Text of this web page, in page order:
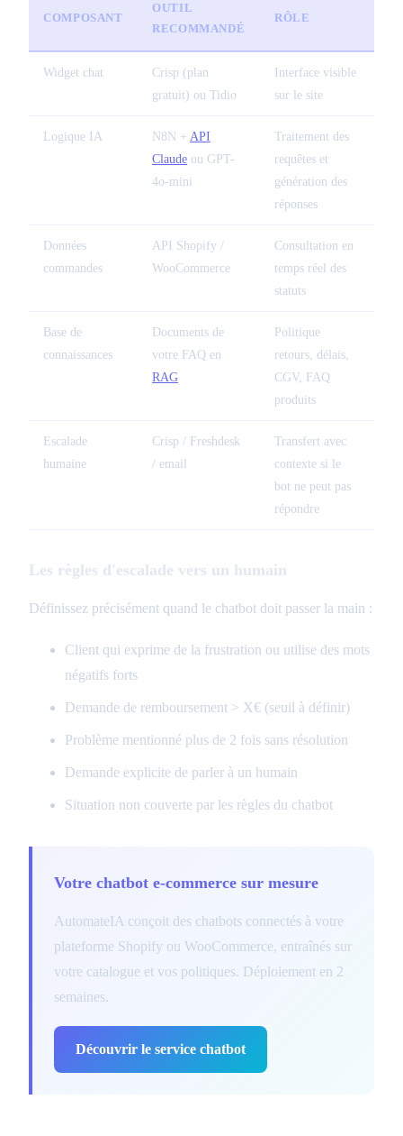
COMPOSANT
OUTIL
RECOMMANDÉ
RÔLE
Widget chat
Crisp (plan
gratuit) ou Tidio
Interface visible
sur le site
Logique IA N8N + API
Claude ou GPT-
4o-mini
Traitement des
requêtes et
génération des
réponses
Données
commandes
API Shopify /
WooCommerce
Consultation en
temps réel des
statuts
Base de
connaissances
Documents de
votre FAQ en
RAG
Politique
retours, délais,
CGV, FAQ
produits
Escalade
humaine
Crisp / Freshdesk
/ email
Transfert avec
contexte si le
bot ne peut pas
répondre
Les règles d'escalade vers un humain
Définissez précisément quand le chatbot doit passer la main :
Client qui exprime de la frustration ou utilise des mots
négatifs forts
Demande de remboursement > X€ (seuil à définir)
Problème mentionné plus de 2 fois sans résolution
Demande explicite de parler à un humain
Situation non couverte par les règles du chatbot
Votre chatbot e-commerce sur mesure
AutomateIA conçoit des chatbots connectés à votre
plateforme Shopify ou WooCommerce, entraînés sur
votre catalogue et vos politiques. Déploiement en 2
semaines.
Découvrir le service chatbot